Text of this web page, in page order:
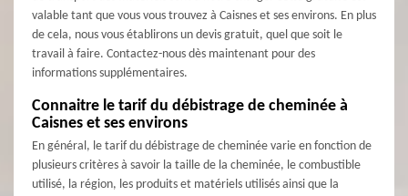
valable tant que vous vous trouvez à Caisnes et ses environs. En plus
de cela, nous vous établirons un devis gratuit, quel que soit le
travail à faire. Contactez-nous dès maintenant pour des
informations supplémentaires.
Connaitre le tarif du débistrage de cheminée à
Caisnes et ses environs
En général, le tarif du débistrage de cheminée varie en fonction de
plusieurs critères à savoir la taille de la cheminée, le combustible
utilisé, la région, les produits et matériels utilisés ainsi que la